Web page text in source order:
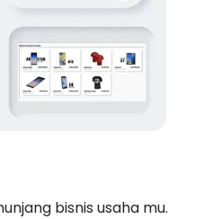
bisnis usaha mu.